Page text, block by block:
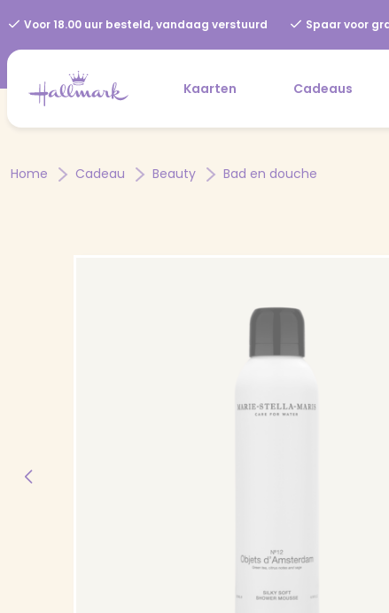
Voor 18.00 uur besteld, vandaag verstuurd Spaar voor
Kaarten Cadeaus
Home Cadeau Beauty Bad en douche